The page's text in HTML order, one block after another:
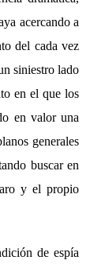
acercando a
del cada vez
siniestro lado
en el que los
en valor una
generales
buscar en
y el propio
de espía